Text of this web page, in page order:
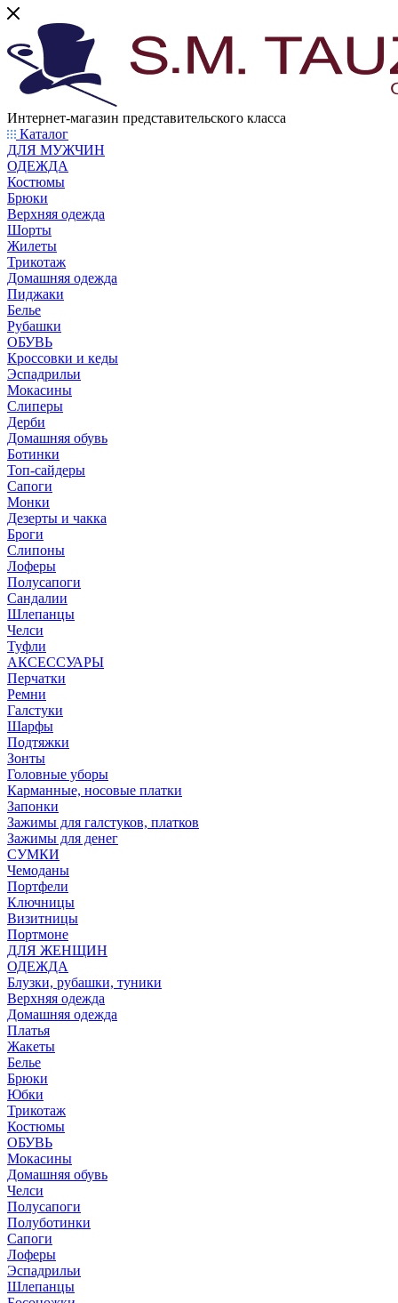
Интернет-магазин представительского класса
Каталог
ДЛЯ МУЖЧИН
ОДЕЖДА
Костюмы
Брюки
Верхняя одежда
Шорты
Жилеты
Трикотаж
Домашняя одежда
Пиджаки
Белье
Рубашки
ОБУВЬ
Кроссовки и кеды
Эспадрильи
Мокасины
Слиперы
Дерби
Домашняя обувь
Ботинки
Топ-сайдеры
Сапоги
Монки
Дезерты и чакка
Броги
Слипоны
Лоферы
Полусапоги
Сандалии
Шлепанцы
Челси
Туфли
АКСЕССУАРЫ
Перчатки
Ремни
Галстуки
Шарфы
Подтяжки
Зонты
Головные уборы
Карманные, носовые платки
Запонки
Зажимы для галстуков, платков
Зажимы для денег
СУМКИ
Чемоданы
Портфели
Ключницы
Визитницы
Портмоне
ДЛЯ ЖЕНЩИН
ОДЕЖДА
Блузки, рубашки, туники
Верхняя одежда
Домашняя одежда
Платья
Жакеты
Белье
Брюки
Юбки
Трикотаж
Костюмы
ОБУВЬ
Мокасины
Домашняя обувь
Челси
Полусапоги
Полуботинки
Сапоги
Лоферы
Эспадрильи
Шлепанцы